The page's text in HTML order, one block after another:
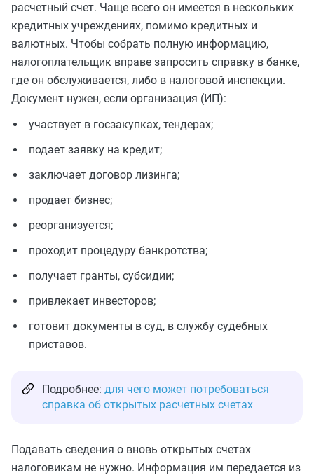
расчетный счет. Чаще всего он имеется в нескольких
кредитных учреждениях, помимо кредитных и
валютных. Чтобы собрать полную информацию,
налогоплательщик вправе запросить справку в банке,
где он обслуживается, либо в налоговой инспекции.
Документ нужен, если организация (ИП):
участвует в госзакупках, тендерах;
подает заявку на кредит;
заключает договор лизинга;
продает бизнес;
реорганизуется;
проходит процедуру банкротства;
получает гранты, субсидии;
привлекает инвесторов;
готовит документы в суд, в службу судебных
приставов.
Подробнее: для чего может потребоваться
справка об открытых расчетных счетах
Подавать сведения о вновь открытых счетах
налоговикам не нужно. Информация им передается из